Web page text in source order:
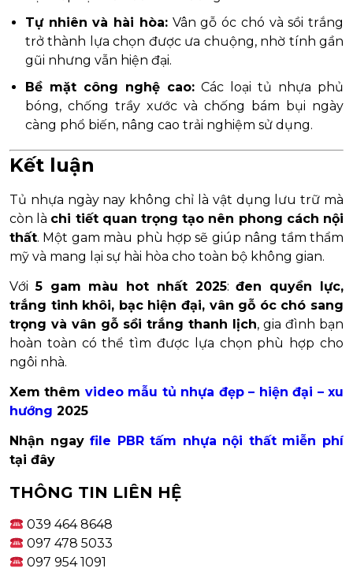
Tự nhiên và hài hòa:Vân gỗ óc chó và sồi trắng
trở thành lựa chọn được ưa chuộng, nhờ tính gần
gũi nhưng vẫn hiện đại.
Bề mặt công nghệ cao: Các loại tủ nhựa phủ
bóng, chống trầy xước và chống bám bụi ngày
càng phổ biến, nâng cao trải nghiệm sử dụng.
Kết luận
Tủ nhựa ngày nay không chỉ là vật dụng lưu trữ mà
còn là chi tiết quan trọng tạo nên phong cách nội
thất. Một gam màu phù hợp sẽ giúp nâng tầm thẩm
mỹ và mang lại sự hài hòa cho toàn bộ không gian.
Với5 gam màu hot nhất 2025:đen quyền lực,
trắng tinh khôi, bạc hiện đại, vân gỗ óc chó sang
trọng và vân gỗ sồi trắng thanh lịch, gia đình bạn
hoàn toàn có thể tìm được lựa chọn phù hợp cho
ngôi nhà.
Xem thêm video mẫu tủ nhựa đẹp – hiện đại – xu
hướng 2025
Nhận ngayfile PBR tấm nhựa nội thất miễn phí
tại đây
THÔNG TIN LIÊN HỆ
039 464 8648
097 478 5033
097 954 1091